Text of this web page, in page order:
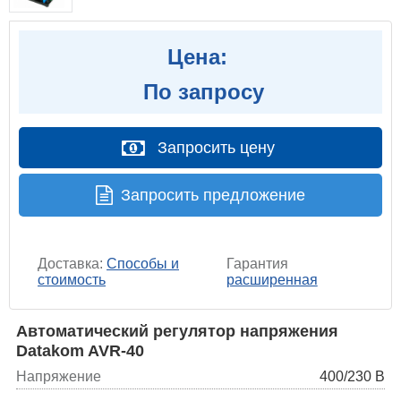
Цена:
По запросу
Запросить цену
Запросить предложение
Доставка: Способы и
стоимость
Гарантия
расширенная
Автоматический регулятор напряжения
Datakom AVR-40
Напряжение 400/230 В